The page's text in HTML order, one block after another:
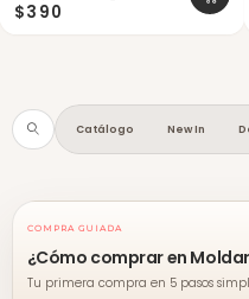
$390
Catálogo New In
COMPRA GUIADA
¿Cómo comprar en
Tu primera compra en 5 pasos